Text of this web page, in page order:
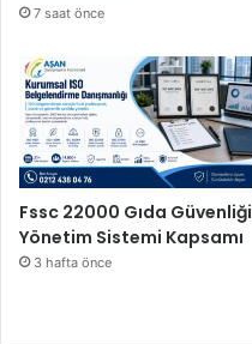
7 saat önce
Fssc 22000 Gıda Güvenliği
Yönetim Sistemi Kapsamı
3 hafta önce